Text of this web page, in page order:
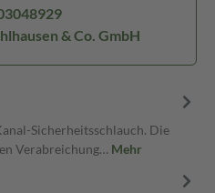
& Co. GmbH
Sicherheitsschlauch. Die
Verabreichung… Mehr